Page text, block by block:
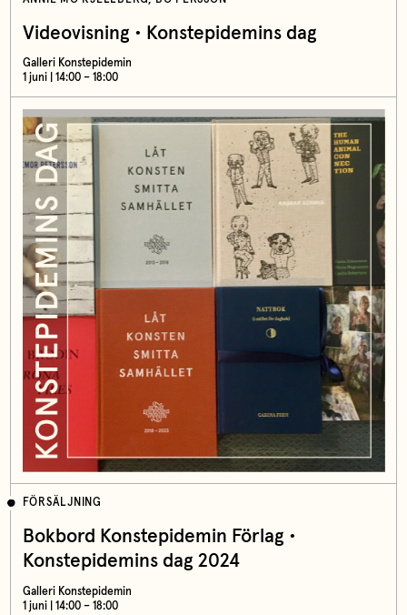
Videovisning • Konstepidemins dag
Galleri Konstepidemin
1 juni | 14:00 – 18:00
FÖRSÄLJNING
Bokbord Konstepidemin Förlag •
Konstepidemins dag 2024
Galleri Konstepidemin
1 juni | 14:00 – 18:00